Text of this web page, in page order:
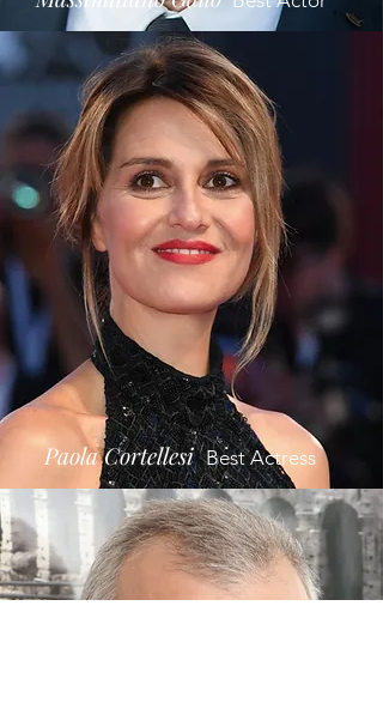
Paola Cortellesi Best Actress